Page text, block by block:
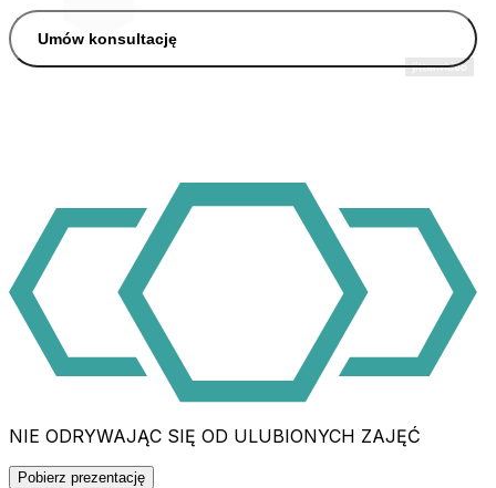
Umów konsultację
NIE ODRYWAJĄC SIĘ OD ULUBIONYCH ZAJĘĆ
Pobierz prezentację